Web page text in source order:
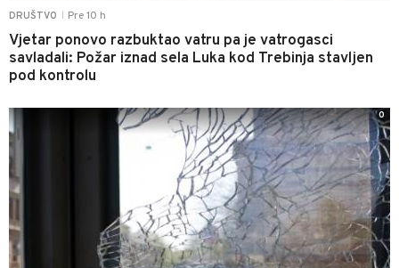
DRUŠTVO Pre 10 h
Vjetar ponovo razbuktao vatru pa je vatrogasci
savladali: Požar iznad sela Luka kod Trebinja stavljen
pod kontrolu
0